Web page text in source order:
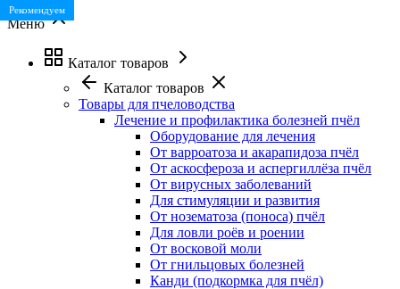
Меню
Каталог товаров
Каталог товаров
Товары для пчеловодства
Лечение и профилактика болезней пчёл
Оборудование для лечения
От варроатоза и акарапидоза пчёл
От аскосфероза и аспергиллёза пчёл
От вирусных заболеваний
Для стимуляции и развития
От нозематоза (поноса) пчёл
Для ловли роёв и роении
От восковой моли
От гнильцовых болезней
Канди (подкормка для пчёл)
Лучшая цена
Лучшая цена
Хит продаж
Рекомендуем